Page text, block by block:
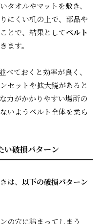
タオルやマットを敷き、
にくい机の上で、部品や
とで、結果としてベルト
ます。
べておくと効率が良く、
セットや拡大鏡があると
力がかかりやすい場所の
いようベルト全体を柔ら
い破損パターン
は、 以下の破損パターン
の穴に詰まってしまう